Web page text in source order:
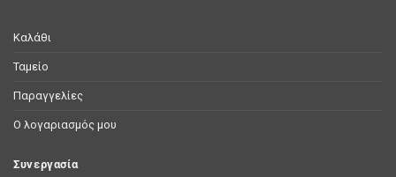
Καλάθι
Ταμείο
Παραγγελίες
Ο λογαριασμός μου
Συνεργασία